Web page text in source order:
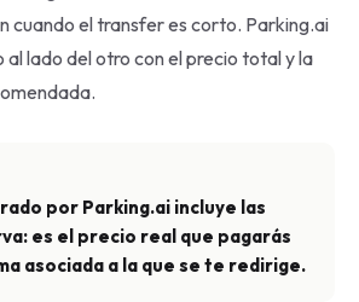
cuando el transfer es corto. Parking.ai
al lado del otro con el precio total y la
por Parking.ai incluye las
es el precio real que pagarás
asociada a la que se te redirige.